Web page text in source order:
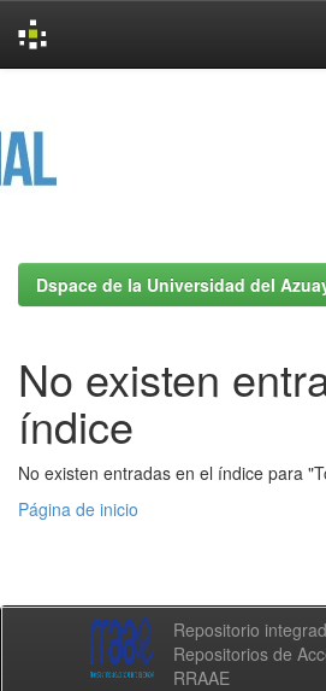
Dspace de la Universidad del
No existen
índice
No existen entradas en el índice para
Página de inicio
Repositorio
Repositorios de
RRAAE